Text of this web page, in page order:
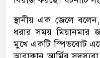
স্থানীয় এক জেলে বলেন,
ধরার সময় মিয়ানমার
মুখে একটি স্পিডবোট